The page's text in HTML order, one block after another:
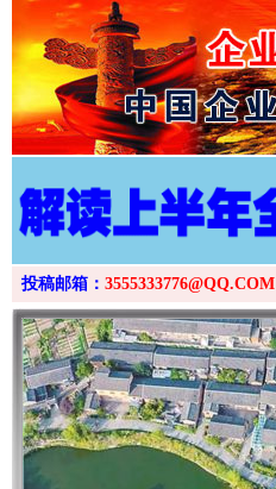
投稿邮箱： 3555333776@QQ.COM